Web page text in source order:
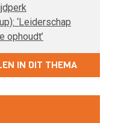
‘Leiderschap
ophoudt’
IN DIT THEMA